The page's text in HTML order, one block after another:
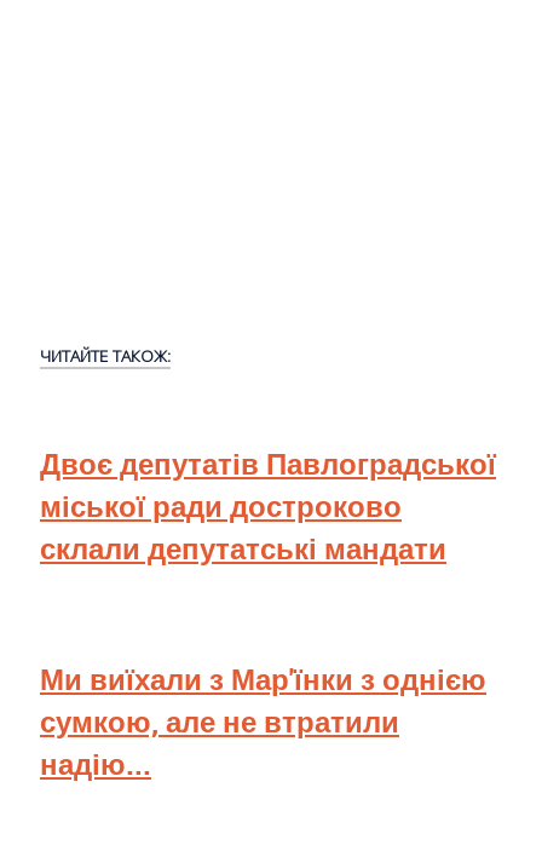
ЧИТАЙТЕ ТАКОЖ:
Двоє депутатів Павлоградської
міської ради достроково
склали депутатські мандати
Ми виїхали з Мар'їнки з однією
сумкою, але не втратили
надію...